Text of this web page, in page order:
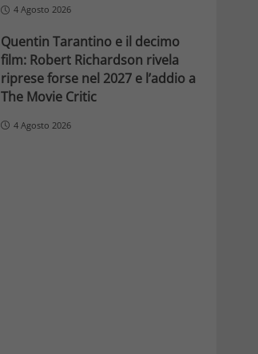
4 Agosto 2026
Quentin Tarantino e il decimo
film: Robert Richardson rivela
riprese forse nel 2027 e l’addio a
The Movie Critic
4 Agosto 2026